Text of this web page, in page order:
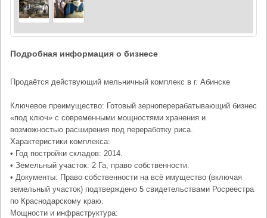
Подробная информация о бизнесе
Продаётся действующий мельничный комплекс в г. Абинске
Ключевое преимущество: Готовый зерноперерабатывающий бизнес
«под ключ» с современными мощностями хранения и
возможностью расширения под переработку риса.
Характеристики комплекса:
• Год постройки складов: 2014.
• Земельный участок: 2 Га, право собственности.
• Документы: Право собственности на всё имущество (включая
земельный участок) подтверждено 5 свидетельствами Росреестра
по Краснодарскому краю.
Мощности и инфраструктура: